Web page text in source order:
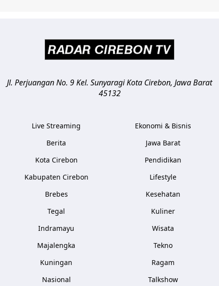
Jl. Perjuangan No. 9 Kel. SunyaragiKota Cirebon, Jawa Barat
45132
Live Streaming
Berita
Kota Cirebon
Kabupaten Cirebon
Brebes
Tegal
Indramayu
Majalengka
Kuningan
Nasional
Ekonomi & Bisnis
Jawa Barat
Pendidikan
Lifestyle
Kesehatan
Kuliner
Wisata
Tekno
Ragam
Talkshow